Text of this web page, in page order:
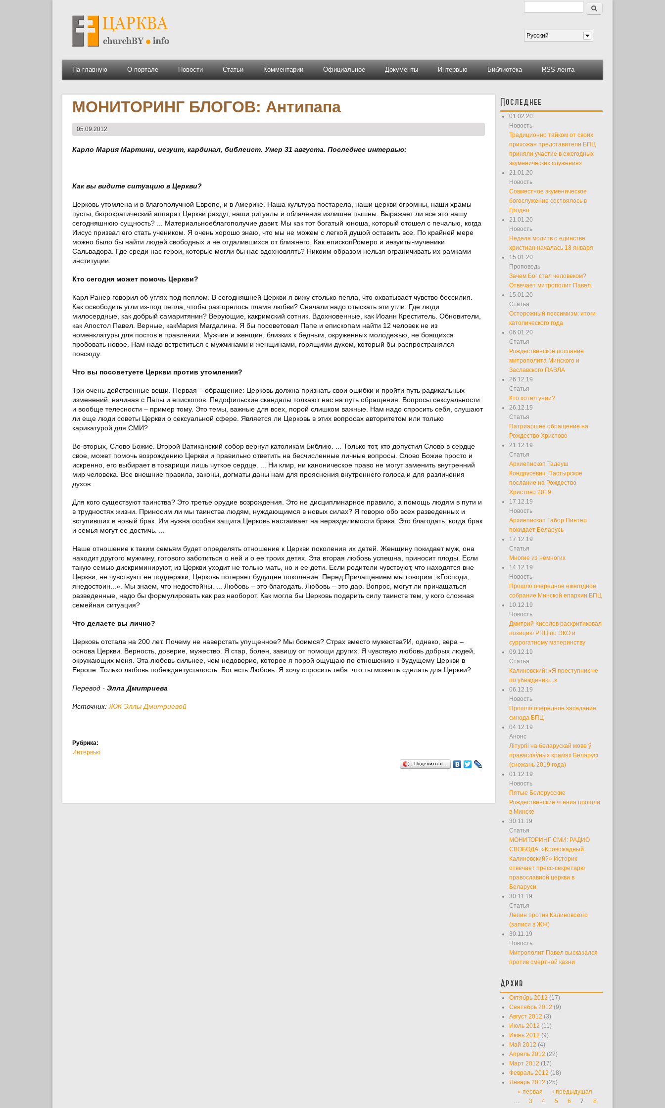
Форма поиска
Поиск
Русский
На главную О портале Новости Статьи Комментарии Официальное Документы Интервью Библиотека RSS-лента
МОНИТОРИНГ БЛОГОВ: Антипапа
05.09.2012
Карло Мария Мартини, иезуит, кардинал, библеист. Умер 31 августа. Последнее интервью:
Как вы видите ситуацию в Церкви?
Церковь утомлена и в благополучной Европе, и в Америке. Наша культура постарела, наши церкви огромны, наши храмы
пусты, бюрократический аппарат Церкви раздут, наши ритуалы и облачения излишне пышны. Выражает ли все это нашу
сегодняшнюю сущность? ... Материальноеблагополучие давит. Мы как тот богатый юноша, который отошел с печалью, когда
Иисус призвал его стать учеником. Я очень хорошо знаю, что мы не можем с легкой душой оставить все. По крайней мере
можно было бы найти людей свободных и не отдалившихся от ближнего. Как епископРомеро и иезуиты-мученики
Сальвадора. Где среди нас герои, которые могли бы нас вдохновлять? Никоим образом нельзя ограничивать их рамками
институции.
Кто сегодня может помочь Церкви?
Карл Ранер говорил об углях под пеплом. В сегодняшней Церкви я вижу столько пепла, что охватывает чувство бессилия.
Как освободить угли из-под пепла, чтобы разгорелось пламя любви? Сначали надо отыскать эти угли. Где люди
милосердные, как добрый самаритянин? Верующие, какримский сотник. Вдохновенные, как Иоанн Креститель. Обновители,
как Апостол Павел. Верные, какМария Магдалина. Я бы посоветовал Папе и епископам найти 12 человек не из
номенклатуры для постов в правлении. Мужчин и женщин, близких к бедным, окруженных молодежью, не боящихся
пробовать новое. Нам надо встретиться с мужчинами и женщинами, горящими духом, который бы распространялся
повсюду.
Что вы посоветуете Церкви против утомления?
Три очень действенные вещи. Первая – обращение: Церковь должна признать свои ошибки и пройти путь радикальных
изменений, начиная с Папы и епископов. Педофильские скандалы толкают нас на путь обращения. Вопросы сексуальности
и вообще телесности – пример тому. Это темы, важные для всех, порой слишком важные. Нам надо спросить себя, слушают
ли еще люди советы Церкви о сексуальной сфере. Является ли Церковь в этих вопросах авторитетом или только
карикатурой для СМИ?
Во-вторых, Слово Божие. Второй Ватиканский собор вернул католикам Библию. ... Только тот, кто допустил Слово в сердце
свое, может помочь возрождению Церкви и правильно ответить на бесчисленные личные вопросы. Слово Божие просто и
искренно, его выбирает в товарищи лишь чуткое сердце. ... Ни клир, ни каноническое право не могут заменить внутренний
мир человека. Все внешние правила, законы, догматы даны нам для прояснения внутреннего голоса и для различения
духов.
Для кого существуют таинства? Это третье орудие возрождения. Это не дисциплинарное правило, а помощь людям в пути и
в трудностях жизни. Приносим ли мы таинства людям, нуждающимся в новых силах? Я говорю обо всех разведенных и
вступивших в новый брак. Им нужна особая защита.Церковь настаивает на неразделимости брака. Это благодать, когда брак
и семья могут ее достичь. ...
Наше отношение к таким семьям будет определять отношение к Церкви поколения их детей. Женщину покидает муж, она
находит другого мужчину, готового заботиться о ней и о ее троих детях. Эта вторая любовь успешна, приносит плоды. Если
такую семью дискриминируют, из Церкви уходит не только мать, но и ее дети. Если родители чувствуют, что находятся вне
Церкви, не чувствуют ее поддержки, Церковь потеряет будущее поколение. Перед Причащением мы говорим: «Господи,
янедостоин...». Мы знаем, что недостойны. ... Любовь – это благодать. Любовь – это дар. Вопрос, могут ли причащаться
разведенные, надо бы формулировать как раз наоборот. Как могла бы Церковь подарить силу таинств тем, у кого сложная
семейная ситуация?
Что делаете вы лично?
Церковь отстала на 200 лет. Почему не наверстать упущенное? Мы боимся? Страх вместо мужества?И, однако, вера –
основа Церкви. Верность, доверие, мужество. Я стар, болен, завишу от помощи других. Я чувствую любовь добрых людей,
окружающих меня. Эта любовь сильнее, чем недоверие, которое я порой ощущаю по отношению к будущему Церкви в
Европе. Только любовь побеждаетусталость. Бог есть Любовь. Я хочу спросить тебя: что ты можешь сделать для Церкви?
Перевод - Элла Дмитриева
Источник: ЖЖ Эллы Дмитриевой
Рубрика:
Интервью
Поделиться…
Последнее
01.02.20
Новость
Традиционно тайком от своих
прихожан представители БПЦ
приняли участие в ежегодных
экуменических служениях
21.01.20
Новость
Совместное экуменическое
богослужение состоялось в
Гродно
21.01.20
Новость
Неделя молитв о единстве
христиан началась 18 января
15.01.20
Проповедь
Зачем Бог стал человеком?
Отвечает митрополит Павел.
15.01.20
Статья
Осторожный пессимизм: итоги
католического года
06.01.20
Статья
Рождественское послание
митрополита Минского и
Заславского ПАВЛА
26.12.19
Статья
Кто хотел унии?
26.12.19
Статья
Патриаршее обращение на
Рождество Христово
21.12.19
Статья
Архиепископ Тадеуш
Кондрусевич. Пастырское
послание на Рождество
Христово 2019
17.12.19
Новость
Архиепископ Габор Пинтер
покидает Беларусь
17.12.19
Статья
Многие из немногих
14.12.19
Новость
Прошло очередное ежегодное
собрание Минской епархии БПЦ
10.12.19
Новость
Дмитрий Киселев раскритиковал
позицию РПЦ по ЭКО и
суррогатному материнству
09.12.19
Статья
Калиновский: «Я преступник не
по убеждению...»
06.12.19
Новость
Прошло очередное заседание
синода БПЦ
04.12.19
Анонс
Літургіі на беларускай мове ў
праваслаўных храмах Беларусі
(снежань 2019 года)
01.12.19
Новость
Пятые Белорусские
Рождественские чтения прошли
в Минске
30.11.19
Статья
МОНИТОРИНГ СМИ: РАДИО
СВОБОДА: «Кровожадный
Калиновский?» Историк
отвечает пресс-секретарю
православной церкви в
Беларуси
30.11.19
Статья
Лепин против Калиновского
(записи в ЖЖ)
30.11.19
Новость
Митрополит Павел высказался
против смертной казни
Архив
Октябрь 2012 (17)
Сентябрь 2012 (9)
Август 2012 (3)
Июль 2012 (11)
Июнь 2012 (9)
Май 2012 (4)
Апрель 2012 (22)
Март 2012 (17)
Февраль 2012 (18)
Январь 2012 (25)
Страницы
« первая
‹ предыдущая
…
3 4 5 6 7
8